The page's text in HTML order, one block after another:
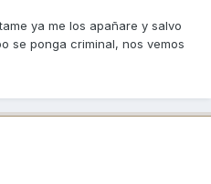
ya me los apañare y salvo
se ponga criminal, nos vemos